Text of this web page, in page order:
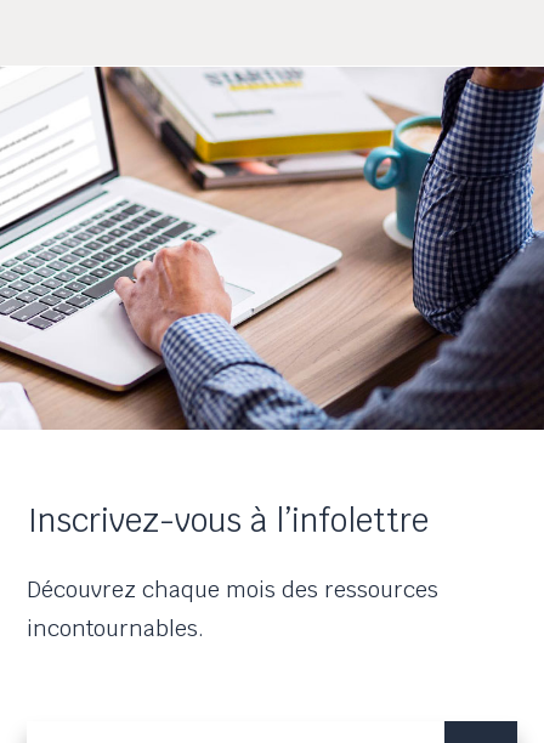
Inscrivez-vous à l’infolettre
Découvrez chaque mois des ressources
incontournables.